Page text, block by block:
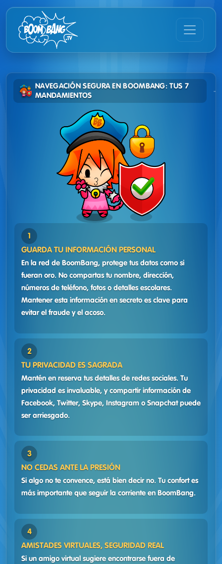
NAVEGACIÓN SEGURA EN BOOMBANG: TUS 7
MANDAMIENTOS
GUARDA TU INFORMACIÓN PERSONAL
En la red de BoomBang, protege tus datos como si
fueran oro. No compartas tu nombre, dirección,
números de teléfono, fotos o detalles escolares.
Mantener esta información en secreto es clave para
evitar el fraude y el acoso.
TU PRIVACIDAD ES SAGRADA
Mantén en reserva tus detalles de redes sociales. Tu
privacidad es invaluable, y compartir información de
Facebook, Twitter, Skype, Instagram o Snapchat puede
ser arriesgado.
NO CEDAS ANTE LA PRESIÓN
Si algo no te convence, está bien decir no. Tu confort es
más importante que seguir la corriente en BoomBang.
AMISTADES VIRTUALES, SEGURIDAD REAL
Si un amigo virtual sugiere encontrarse fuera de